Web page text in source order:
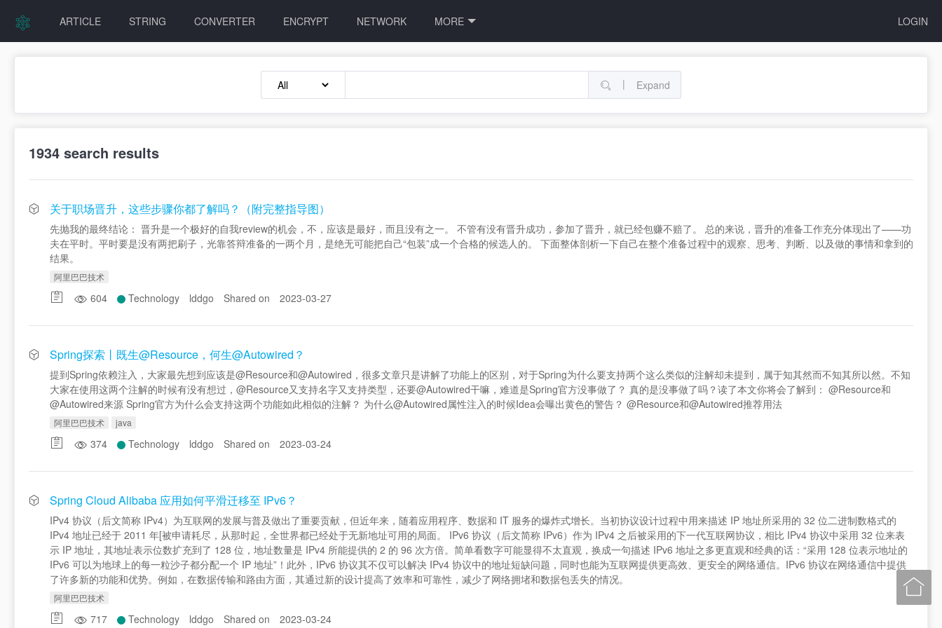
ARTICLE STRING CONVERTER ENCRYPT NETWORK MORE LOGIN
| Expand
1934 search results
关于职场晋升，这些步骤你都了解吗？（附完整指导图）
先抛我的最终结论： 晋升是一个极好的自我review的机会，不，应该是最好，而且没有之一。 不管有没有晋升成功，参加了晋升，就已经包赚不赔了。 总的来说，晋升的准备工作充分体现出了——功
夫在平时。平时要是没有两把刷子，光靠答辩准备的一两个月，是绝无可能把自己“包装”成一个合格的候选人的。 下面整体剖析一下自己在整个准备过程中的观察、思考、判断、以及做的事情和拿到的
结果。
阿里巴巴技术
604 Technology lddgo Shared on 2023-03-27
Spring探索丨既生@Resource，何生@Autowired？
提到Spring依赖注入，大家最先想到应该是@Resource和@Autowired，很多文章只是讲解了功能上的区别，对于Spring为什么要支持两个这么类似的注解却未提到，属于知其然而不知其所以然。不知
大家在使用这两个注解的时候有没有想过，@Resource又支持名字又支持类型，还要@Autowired干嘛，难道是Spring官方没事做了？ 真的是没事做了吗？读了本文你将会了解到： @Resource和
@Autowired来源 Spring官方为什么会支持这两个功能如此相似的注解？ 为什么@Autowired属性注入的时候Idea会曝出黄色的警告？ @Resource和@Autowired推荐用法
阿里巴巴技术 java
374 Technology lddgo Shared on 2023-03-24
Spring Cloud Alibaba 应用如何平滑迁移至 IPv6？
IPv4 协议（后文简称 IPv4）为互联网的发展与普及做出了重要贡献，但近年来，随着应用程序、数据和 IT 服务的爆炸式增长。当初协议设计过程中用来描述 IP 地址所采用的 32 位二进制数格式的
IPv4 地址已经于 2011 年[被申请耗尽，从那时起，全世界都已经处于无新地址可用的局面。 IPv6 协议（后文简称 IPv6）作为 IPv4 之后被采用的下一代互联网协议，相比 IPv4 协议中采用 32 位来表
示 IP 地址，其地址表示位数扩充到了 128 位，地址数量是 IPv4 所能提供的 2 的 96 次方倍。简单看数字可能显得不太直观，换成一句描述 IPv6 地址之多更直观和经典的话：“采用 128 位表示地址的
IPv6 可以为地球上的每一粒沙子都分配一个 IP 地址”！此外，IPv6 协议其不仅可以解决 IPv4 协议中的地址短缺问题，同时也能为互联网提供更高效、更安全的网络通信。IPv6 协议在网络通信中提供
了许多新的功能和优势。例如，在数据传输和路由方面，其通过新的设计提高了效率和可靠性，减少了网络拥堵和数据包丢失的情况。
阿里巴巴技术
717 Technology lddgo Shared on 2023-03-24
